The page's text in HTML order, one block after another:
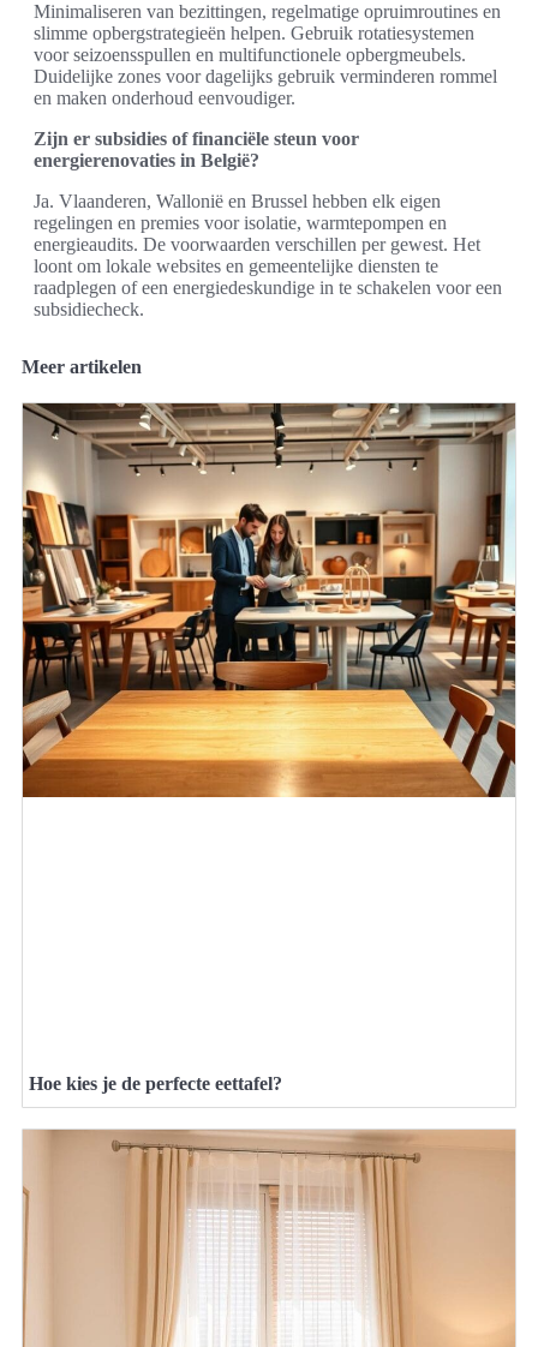
Minimaliseren van bezittingen, regelmatige opruimroutines en
slimme opbergstrategieën helpen. Gebruik rotatiesystemen
voor seizoensspullen en multifunctionele opbergmeubels.
Duidelijke zones voor dagelijks gebruik verminderen rommel
en maken onderhoud eenvoudiger.
Zijn er subsidies of financiële steun voor
energierenovaties in België?
Ja. Vlaanderen, Wallonië en Brussel hebben elk eigen
regelingen en premies voor isolatie, warmtepompen en
energieaudits. De voorwaarden verschillen per gewest. Het
loont om lokale websites en gemeentelijke diensten te
raadplegen of een energiedeskundige in te schakelen voor een
subsidiecheck.
Meer artikelen
Hoe kies je de perfecte eettafel?